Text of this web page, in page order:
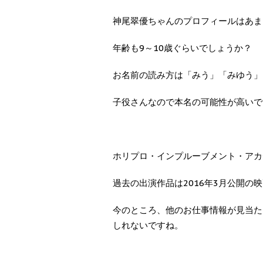
神尾翠優ちゃんのプロフィールはあ
年齢も9～10歳ぐらいでしょうか？
お名前の読み方は「みう」「みゆう
子役さんなので本名の可能性が高い
ホリプロ・インプルーブメント・ア
過去の出演作品は2016年3月公開の
今のところ、他のお仕事情報が見当
しれないですね。